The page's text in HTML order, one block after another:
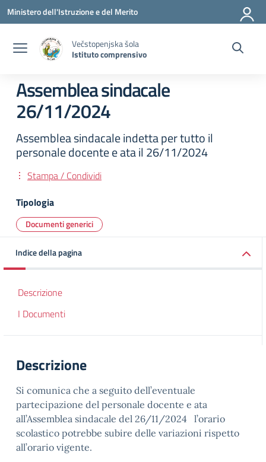
Vai ai contenuti
Vai al menu di navigazione
Vai al footer
Ministero dell'Istruzione e del Merito
Večstopenjska šola
Istituto comprensivo
Assemblea sindacale
26/11/2024
Assemblea sindacale indetta per tutto il
personale docente e ata il 26/11/2024
Stampa / Condividi
Tipologia
Documenti generici
Indice della pagina
Descrizione
I Documenti
Descrizione
Si comunica che a seguito dell’eventuale
partecipazione del personale docente e ata
all’Assemblea sindacale del 26/11/2024 l’orario
scolastico potrebbe subire delle variazioni rispetto
all’orario vigente.